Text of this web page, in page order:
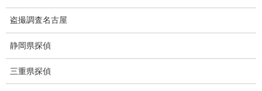
所在確認調査
調査料金
浮気調査特別プラン
盗撮調査名古屋
静岡県探偵
三重県探偵